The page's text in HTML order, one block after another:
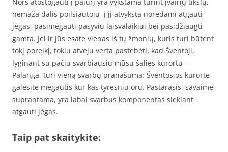
nemaža dalis poilsiautojų į jį atvyksta norėdami atgauti
jėgas, pasimėgauti pasyviu laisvalaikiui bei pasidžiaugti
gamta. Jei ir jūs esate vienas iš tų žmonių, kuris turi būtent
tokį poreikį, tokiu atveju verta pastebėti, kad Šventoji,
lyginant su pačiu svarbiausiu mūsų šalies kurortu –
Palanga, turi vieną svarbų pranašumą: Šventosios kurorte
galėsite mėgautis kur kas tyresniu oru. Pastarasis, savaime
suprantama, yra labai svarbus komponentas siekiant
atgauti jėgas.
Taip pat skaitykite: